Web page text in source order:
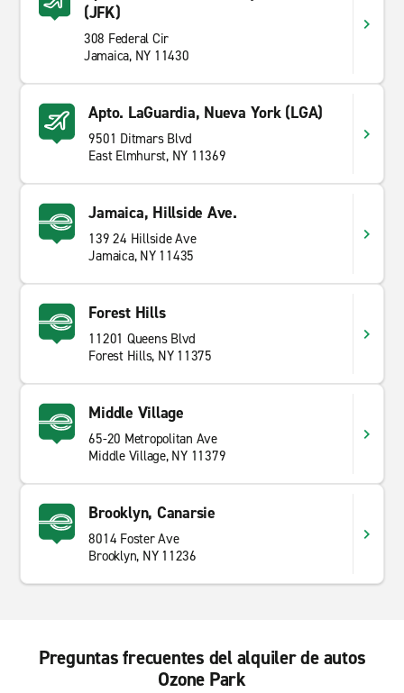
(JFK)
308 Federal Cir
Jamaica, NY 11430
Apto. LaGuardia, Nueva York (LGA)
9501 Ditmars Blvd
East Elmhurst, NY 11369
Jamaica, Hillside Ave.
139 24 Hillside Ave
Jamaica, NY 11435
Forest Hills
11201 Queens Blvd
Forest Hills, NY 11375
Middle Village
65-20 Metropolitan Ave
Middle Village, NY 11379
Brooklyn, Canarsie
8014 Foster Ave
Brooklyn, NY 11236
Preguntas frecuentes del alquiler de autos
Ozone Park